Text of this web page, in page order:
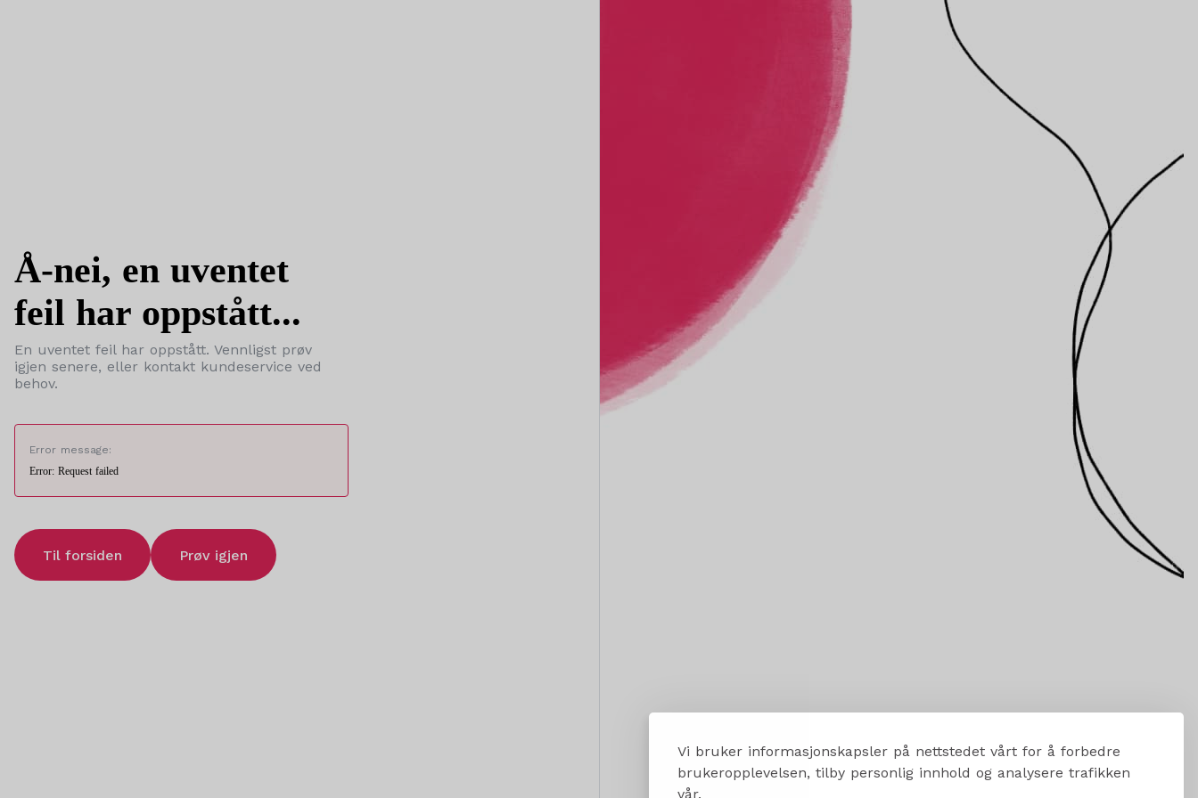
Vi bruker informasjonskapsler på nettstedet vårt for å forbedre
brukeropplevelsen, tilby personlig innhold og analysere trafikken
vår.
Å-nei, en uventet
feil har oppstått...
En uventet feil har oppstått. Vennligst prøv
igjen senere, eller kontakt kundeservice ved
behov.
Error message:
Error: Request failed
Til forsiden Prøv igjen